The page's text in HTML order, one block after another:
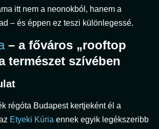
itt nem a neonokból, hanem a
– és éppen ez teszi különlegessé.
– a főváros „rooftop
természet szívében
régóta Budapest kertjeként él a
Etyeki Kúria ennek egyik legékszeribb